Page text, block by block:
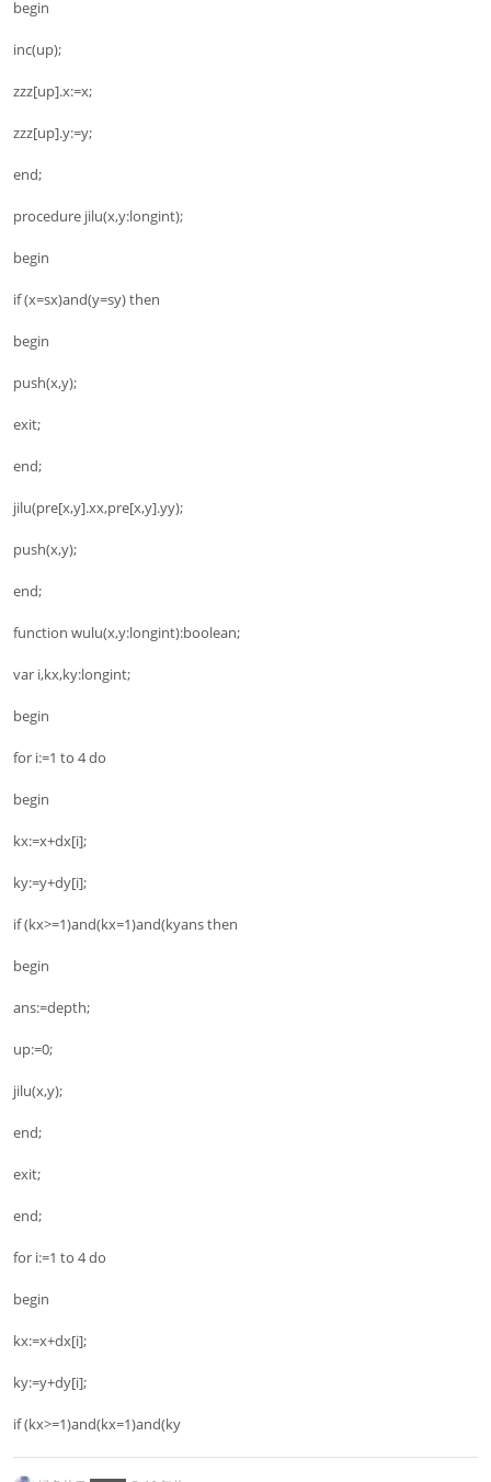
begin
inc(up);
zzz[up].x:=x;
zzz[up].y:=y;
end;
procedure jilu(x,y:longint);
begin
if (x=sx)and(y=sy) then
begin
push(x,y);
exit;
end;
jilu(pre[x,y].xx,pre[x,y].yy);
push(x,y);
end;
function wulu(x,y:longint):boolean;
var i,kx,ky:longint;
begin
for i:=1 to 4 do
begin
kx:=x+dx[i];
ky:=y+dy[i];
if (kx>=1)and(kx=1)and(kyans then
begin
ans:=depth;
up:=0;
jilu(x,y);
end;
exit;
end;
for i:=1 to 4 do
begin
kx:=x+dx[i];
ky:=y+dy[i];
if (kx>=1)and(kx=1)and(ky